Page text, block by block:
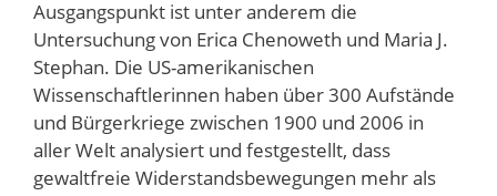
Ausgangspunkt ist unter anderem die
Untersuchung von Erica Chenoweth und Maria J.
Stephan. Die US-amerikanischen
Wissenschaftlerinnen haben über 300 Aufstände
und Bürgerkriege zwischen 1900 und 2006 in
aller Welt analysiert und festgestellt, dass
gewaltfreie Widerstandsbewegungen mehr als